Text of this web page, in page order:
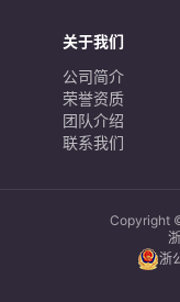
关于我们
公司简介
荣誉资质
团队介绍
联系我们
Copyright
浙